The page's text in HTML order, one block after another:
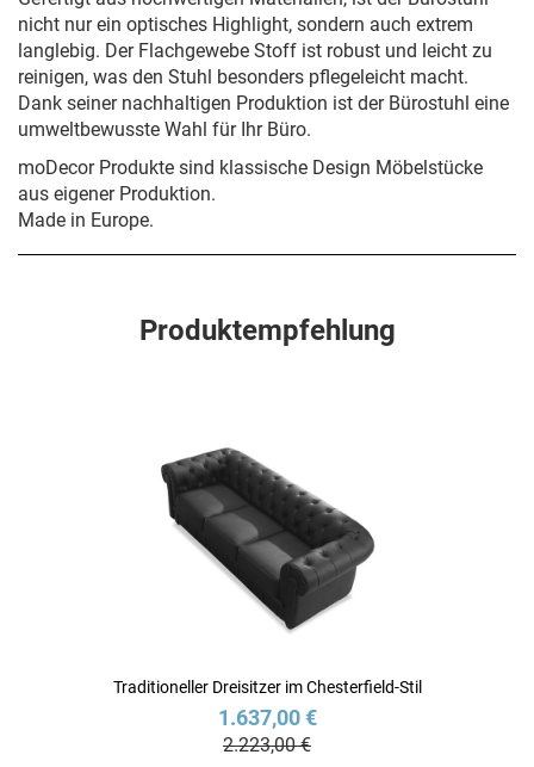
nicht nur ein optisches Highlight, sondern auch extrem
langlebig. Der Flachgewebe Stoff ist robust und leicht zu
reinigen, was den Stuhl besonders pflegeleicht macht.
Dank seiner nachhaltigen Produktion ist der Bürostuhl eine
umweltbewusste Wahl für Ihr Büro.
moDecor Produkte sind klassische Design Möbelstücke
aus eigener Produktion.
Made in Europe.
Produktempfehlung
Traditioneller Dreisitzer im Chesterfield-Stil
1.637,00 €
2.223,00 €